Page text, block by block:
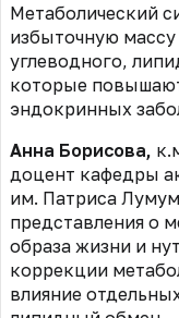
Метаболический
избыточную
углеводного,
которые
эндокринных
Анна Борисова,
доцент кафедры
им. Патриса
представления о
образа жизни и
коррекции
влияние